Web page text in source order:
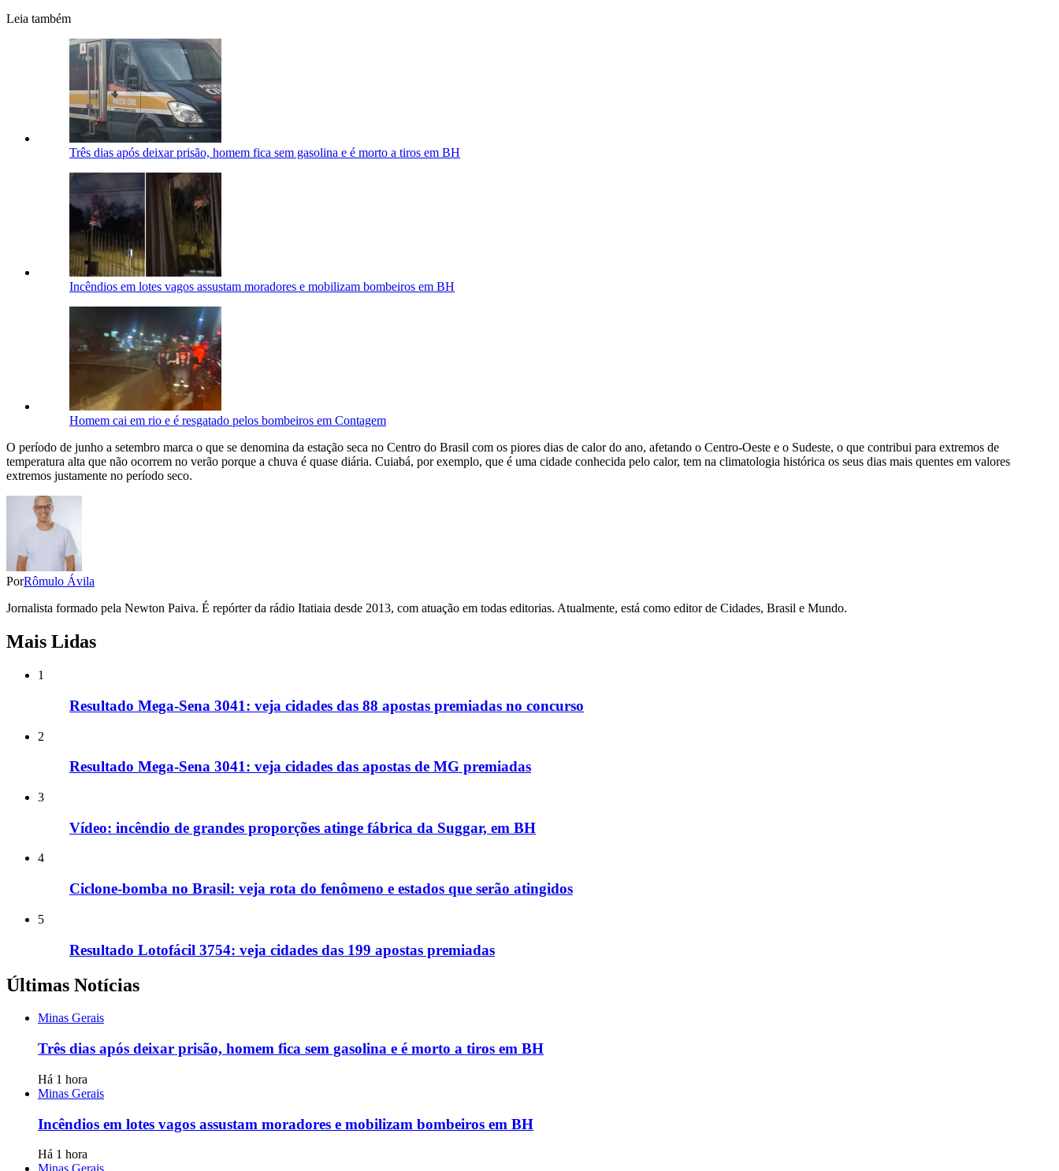
Leia também
Três dias após deixar prisão, homem fica sem gasolina e é morto a tiros em BH
Incêndios em lotes vagos assustam moradores e mobilizam bombeiros em BH
Homem cai em rio e é resgatado pelos bombeiros em Contagem
O período de junho a setembro marca o que se denomina da estação seca no Centro do Brasil com os piores dias de calor do ano, afetando o Centro-Oeste e o Sudeste, o que contribui para extremos de
temperatura alta que não ocorrem no verão porque a chuva é quase diária. Cuiabá, por exemplo, que é uma cidade conhecida pelo calor, tem na climatologia histórica os seus dias mais quentes em valores
extremos justamente no período seco.
PorRômulo Ávila
Jornalista formado pela Newton Paiva. É repórter da rádio Itatiaia desde 2013, com atuação em todas editorias. Atualmente, está como editor de Cidades, Brasil e Mundo.
Mais Lidas
1
Resultado Mega-Sena 3041: veja cidades das 88 apostas premiadas no concurso
2
Resultado Mega-Sena 3041: veja cidades das apostas de MG premiadas
3
Vídeo: incêndio de grandes proporções atinge fábrica da Suggar, em BH
4
Ciclone-bomba no Brasil: veja rota do fenômeno e estados que serão atingidos
5
Resultado Lotofácil 3754: veja cidades das 199 apostas premiadas
Últimas Notícias
Minas Gerais
Três dias após deixar prisão, homem fica sem gasolina e é morto a tiros em BH
Há 1 hora
Minas Gerais
Incêndios em lotes vagos assustam moradores e mobilizam bombeiros em BH
Há 1 hora